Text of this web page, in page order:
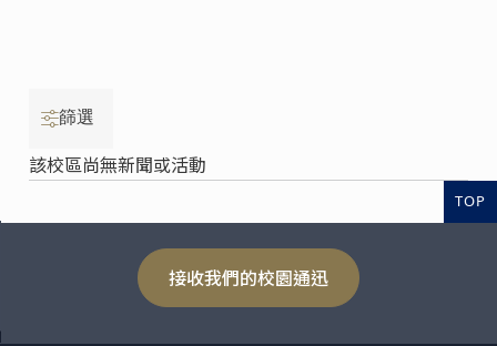
篩選
該校區尚無新聞或活動
TOP
接收我們的校園通迅